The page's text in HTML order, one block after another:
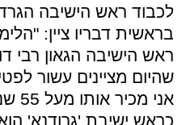
לכבוד ראש הישיבה
בראשית דבריו ציין:
ראש הישיבה הגאון רבי
שהיום מציינים עשור
כראש ישיבת 'גרודנא'